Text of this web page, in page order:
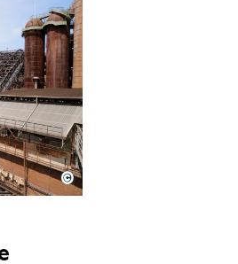
Hütte mit dem
Hütte | Karl
©